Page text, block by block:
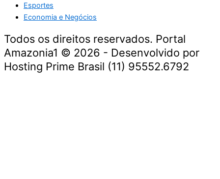
Esportes
Economia e Negócios
Todos os direitos reservados. Portal
Amazonia1 © 2026 - Desenvolvido por
Hosting Prime Brasil (11) 95552.6792